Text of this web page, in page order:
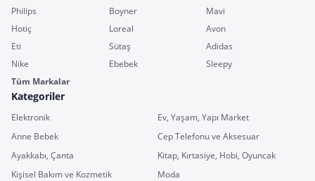
Philips
Boyner
Mavi
Hotiç
Loreal
Avon
Eti
Sütaş
Adidas
Nike
Ebebek
Sleepy
Tüm Markalar
Kategoriler
Elektronik
Ev, Yaşam, Yapı Market
Anne Bebek
Cep Telefonu ve Aksesuar
Ayakkabı, Çanta
Kitap, Kırtasiye, Hobi, Oyuncak
Kişisel Bakım ve Kozmetik
Moda